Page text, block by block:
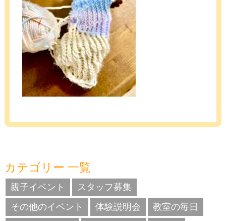
カテゴリー 一覧
親子イベント
スタッフ募集
その他のイベント
体験説明会
教室の毎日